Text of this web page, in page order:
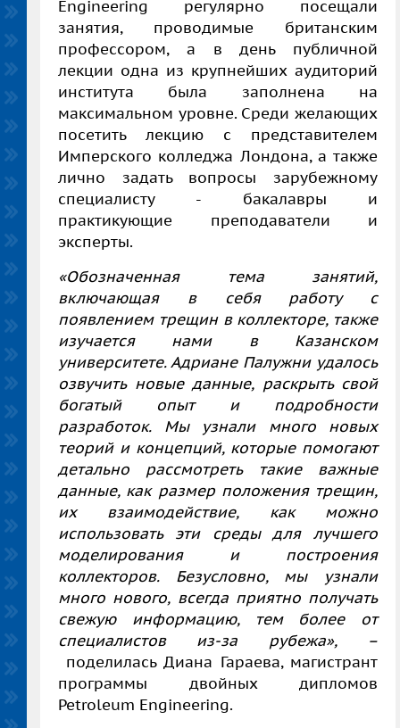
Engineering регулярно посещали
занятия, проводимые британским
профессором, а в день публичной
лекции одна из крупнейших аудиторий
института была заполнена на
максимальном уровне. Среди желающих
посетить лекцию с представителем
Имперского колледжа Лондона, а также
лично задать вопросы зарубежному
специалисту - бакалавры и
практикующие преподаватели и
эксперты.
«Обозначенная тема занятий,
включающая в себя работу с
появлением трещин в коллекторе, также
изучается нами в Казанском
университете. Адриане Палужни удалось
озвучить новые данные, раскрыть свой
богатый опыт и подробности
разработок. Мы узнали много новых
теорий и концепций, которые помогают
детально рассмотреть такие важные
данные, как размер положения трещин,
их взаимодействие, как можно
использовать эти среды для лучшего
моделирования и построения
коллекторов. Безусловно, мы узнали
много нового, всегда приятно получать
свежую информацию, тем более от
специалистов из-за рубежа», –
поделилась Диана Гараева, магистрант
программы двойных дипломов
Petroleum Engineering.